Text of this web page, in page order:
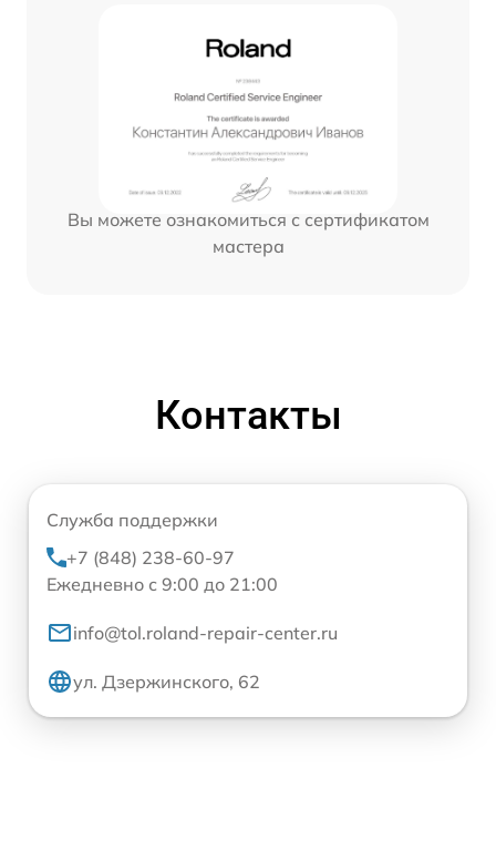
Вы можете ознакомиться с сертификатом
мастера
Контакты
Служба поддержки
+7 (848) 238-60-97
Ежедневно с 9:00 до 21:00
info@tol.roland-repair-center.ru
ул. Дзержинского, 62